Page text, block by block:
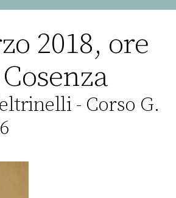
2018, ore
- Corso G.